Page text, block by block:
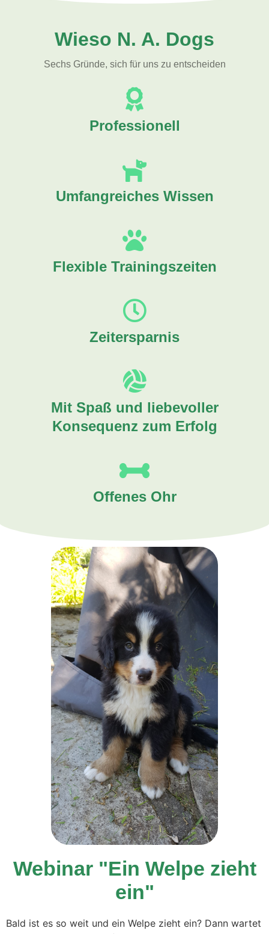
Wieso N. A. Dogs
Sechs Gründe, sich für uns zu entscheiden
Professionell
Umfangreiches Wissen
Flexible Trainingszeiten
Zeitersparnis
Mit Spaß und liebevoller
Konsequenz zum Erfolg
Offenes Ohr
Webinar "Ein Welpe zieht
ein"
Bald ist es so weit und ein Welpe zieht ein? Dann wartet